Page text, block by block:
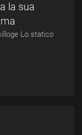
la sua
Lo statico